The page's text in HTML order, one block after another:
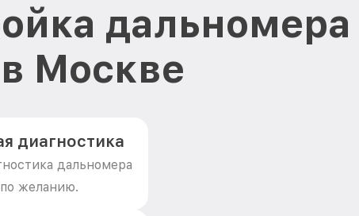
дальномера
Москве
диагностика
дальномера
желанию.